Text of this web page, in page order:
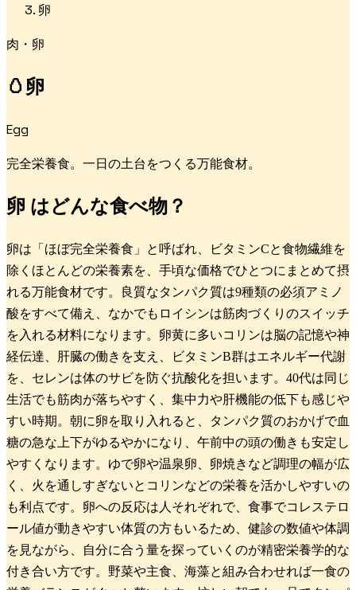
卵
肉・卵
🥚卵
Egg
完全栄養食。一日の土台をつくる万能食材。
卵 はどんな食べ物？
卵は「ほぼ完全栄養食」と呼ばれ、ビタミンCと食物繊維を
除くほとんどの栄養素を、手頃な価格でひとつにまとめて摂
れる万能食材です。良質なタンパク質は9種類の必須アミノ
酸をすべて備え、なかでもロイシンは筋肉づくりのスイッチ
を入れる材料になります。卵黄に多いコリンは脳の記憶や神
経伝達、肝臓の働きを支え、ビタミンB群はエネルギー代謝
を、セレンは体のサビを防ぐ抗酸化を担います。40代は同じ
生活でも筋肉が落ちやすく、集中力や肝機能の低下も感じや
すい時期。朝に卵を取り入れると、タンパク質のおかげで血
糖の急な上下がゆるやかになり、午前中の頭の働きも安定し
やすくなります。ゆで卵や温泉卵、卵焼きなど調理の幅が広
く、火を通しすぎないとコリンなどの栄養を活かしやすいの
も利点です。卵への反応は人それぞれで、食事でコレステロ
ール値が動きやすい体質の方もいるため、健診の数値や体調
を見ながら、自分に合う量を探っていくのが精密栄養学的な
付き合い方です。野菜や主食、海藻と組み合わせれば一食の